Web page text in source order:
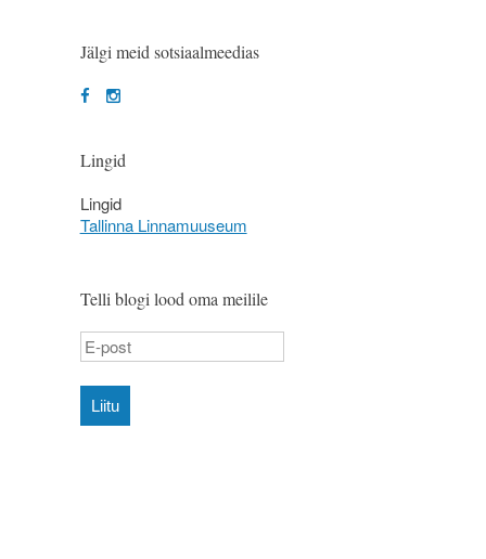
Jälgi meid sotsiaalmeedias
Lingid
Lingid
Tallinna Linnamuuseum
Telli blogi lood oma meilile
Liitu